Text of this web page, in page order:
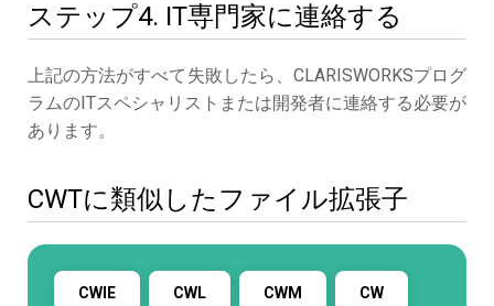
ステップ4. IT専門家に連絡する
上記の方法がすべて失敗したら、CLARISWORKSプログ
ラムのITスペシャリストまたは開発者に連絡する必要が
あります。
CWTに類似したファイル拡張子
CWIE CWL CWM CW